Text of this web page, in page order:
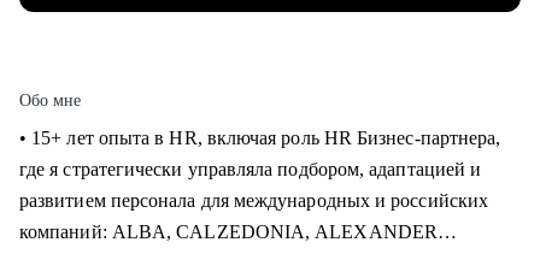
Обо мне
• 15+ лет опыта в HR, включая роль HR Бизнес-партнера,
где я стратегически управляла подбором, адаптацией и
развитием персонала для международных и российских
компаний: ALBA, CALZEDONIA, ALEXANDER